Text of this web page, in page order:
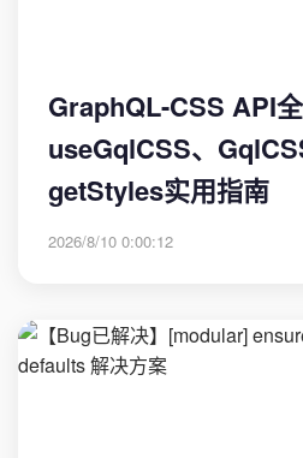
GraphQL-CSS API全
useGqlCSS、
getStyles实用指南
2026/8/10 0:00:12